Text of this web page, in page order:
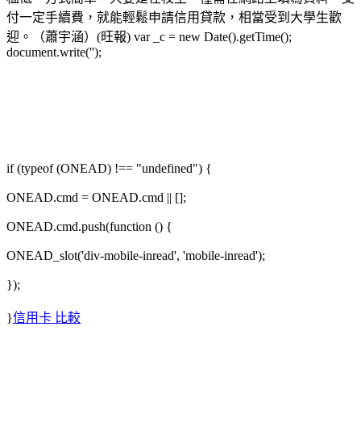
付一定手續費，就能輕鬆申請信用貸款，相當受到大學生歡
迎。（蕭宇涵）(旺報) var _c = new Date().getTime();
document.write('');
if (typeof (ONEAD) !== "undefined") {
ONEAD.cmd = ONEAD.cmd || [];
ONEAD.cmd.push(function () {
ONEAD_slot('div-mobile-inread', 'mobile-inread');
});
}信用卡 比較